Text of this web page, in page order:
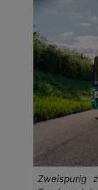
Zweispurig